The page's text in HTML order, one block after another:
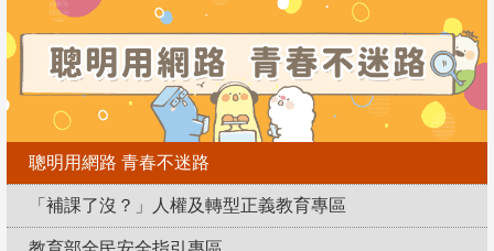
聰明用網路 青春不迷路
「補課了沒？」人權及轉型正義教育專區